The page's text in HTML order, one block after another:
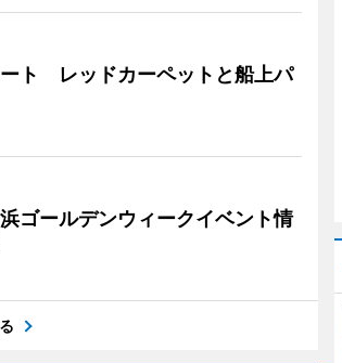
ト レッドカーペットと船上パ
ゴールデンウィークイベント情